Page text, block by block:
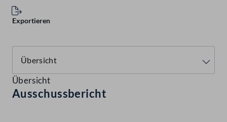
Exportieren
Übersicht
Ausschussbericht